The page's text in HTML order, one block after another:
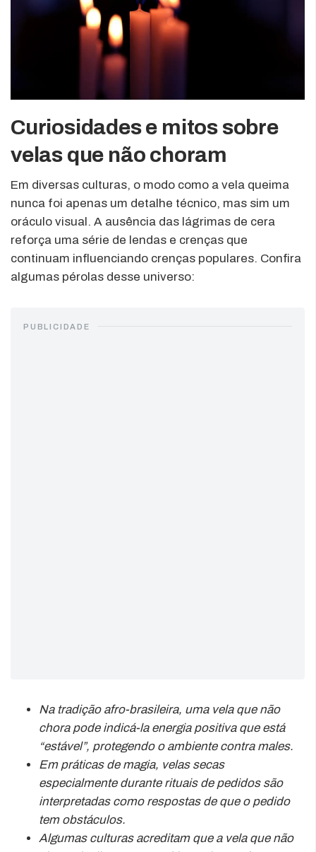
Curiosidades e mitos sobre
velas que não choram
Em diversas culturas, o modo como a vela queima
nunca foi apenas um detalhe técnico, mas sim um
oráculo visual. A ausência das lágrimas de cera
reforça uma série de lendas e crenças que
continuam influenciando crenças populares. Confira
algumas pérolas desse universo:
PUBLICIDADE
Na tradição afro-brasileira, uma vela que não
chora pode indicá-la energia positiva que está
“estável”, protegendo o ambiente contra males.
Em práticas de magia, velas secas
especialmente durante rituais de pedidos são
interpretadas como respostas de que o pedido
tem obstáculos.
Algumas culturas acreditam que a vela que não